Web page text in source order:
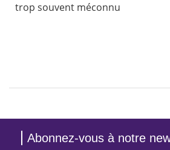
trop souvent méconnu
Abonnez-vous à notre